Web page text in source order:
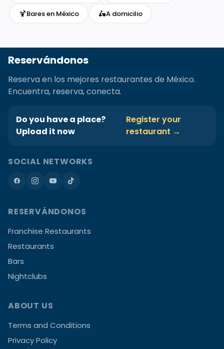
🍹Bares en México 🛵A domicilio
Reservándonos
Reserva en los mejores restaurantes de México.
Encuentra, reserva, conecta.
Do you have a place?
Upload it now
Register your
restaurant →
SOCIAL NETWORKS
RESERVÁNDONOS
Franchise Restaurants
Restaurants
Bars
Nightclubs
ABOUT US
Terms and Conditions
Privacy Policy